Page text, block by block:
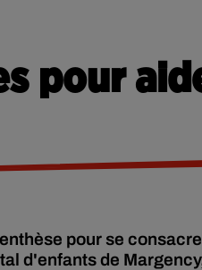
pour
pour se
d'enfants de